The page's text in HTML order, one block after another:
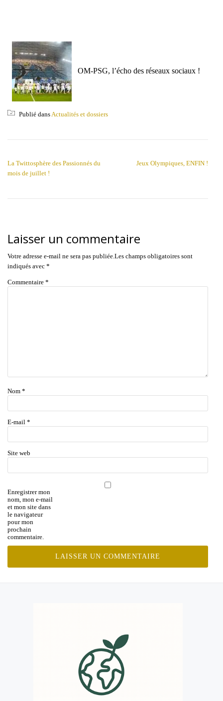
OM-PSG, l’écho des réseaux sociaux !
Publié dansActualités et dossiers
La Twittosphère des Passionnés du
mois de juillet !
Jeux Olympiques, ENFIN !
Laisser un commentaire
Votre adresse e-mail ne sera pas publiée.Les champs obligatoires sont
indiqués avec *
Commentaire *
Nom *
E-mail *
Site web
Enregistrer mon
nom, mon e-mail
et mon site dans
le navigateur
pour mon
prochain
commentaire.